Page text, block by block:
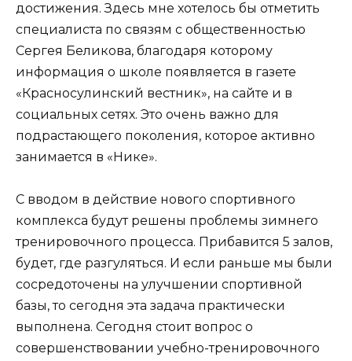
достижения. Здесь мне хотелось бы отметить
специалиста по связям с общественностью
Сергея Беликова, благодаря которому
информация о школе появляется в газете
«Красносулинский вестник», на сайте и в
социальных сетях. Это очень важно для
подрастающего поколения, которое активно
занимается в «Нике».
С вводом в действие нового спортивного
комплекса будут решены проблемы зимнего
тренировочного процесса. Прибавится 5 залов,
будет, где разгуляться. И если раньше мы были
сосредоточены на улучшении спортивной
базы, то сегодня эта задача практически
выполнена. Сегодня стоит вопрос о
совершенствовании учебно-тренировочного